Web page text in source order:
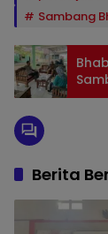
Sambang
Berita